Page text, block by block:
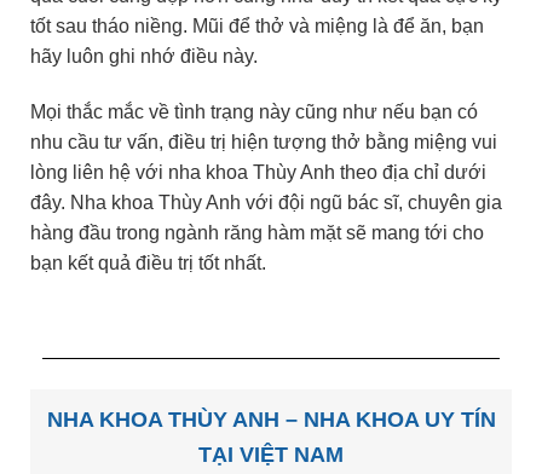
tốt sau tháo niềng. Mũi để thở và miệng là để ăn, bạn
hãy luôn ghi nhớ điều này.
Mọi thắc mắc về tình trạng này cũng như nếu bạn có
nhu cầu tư vấn, điều trị hiện tượng thở bằng miệng vui
lòng liên hệ với nha khoa Thùy Anh theo địa chỉ dưới
đây. Nha khoa Thùy Anh với đội ngũ bác sĩ, chuyên gia
hàng đầu trong ngành răng hàm mặt sẽ mang tới cho
bạn kết quả điều trị tốt nhất.
NHA KHOA THÙY ANH – NHA KHOA UY TÍN
TẠI VIỆT NAM